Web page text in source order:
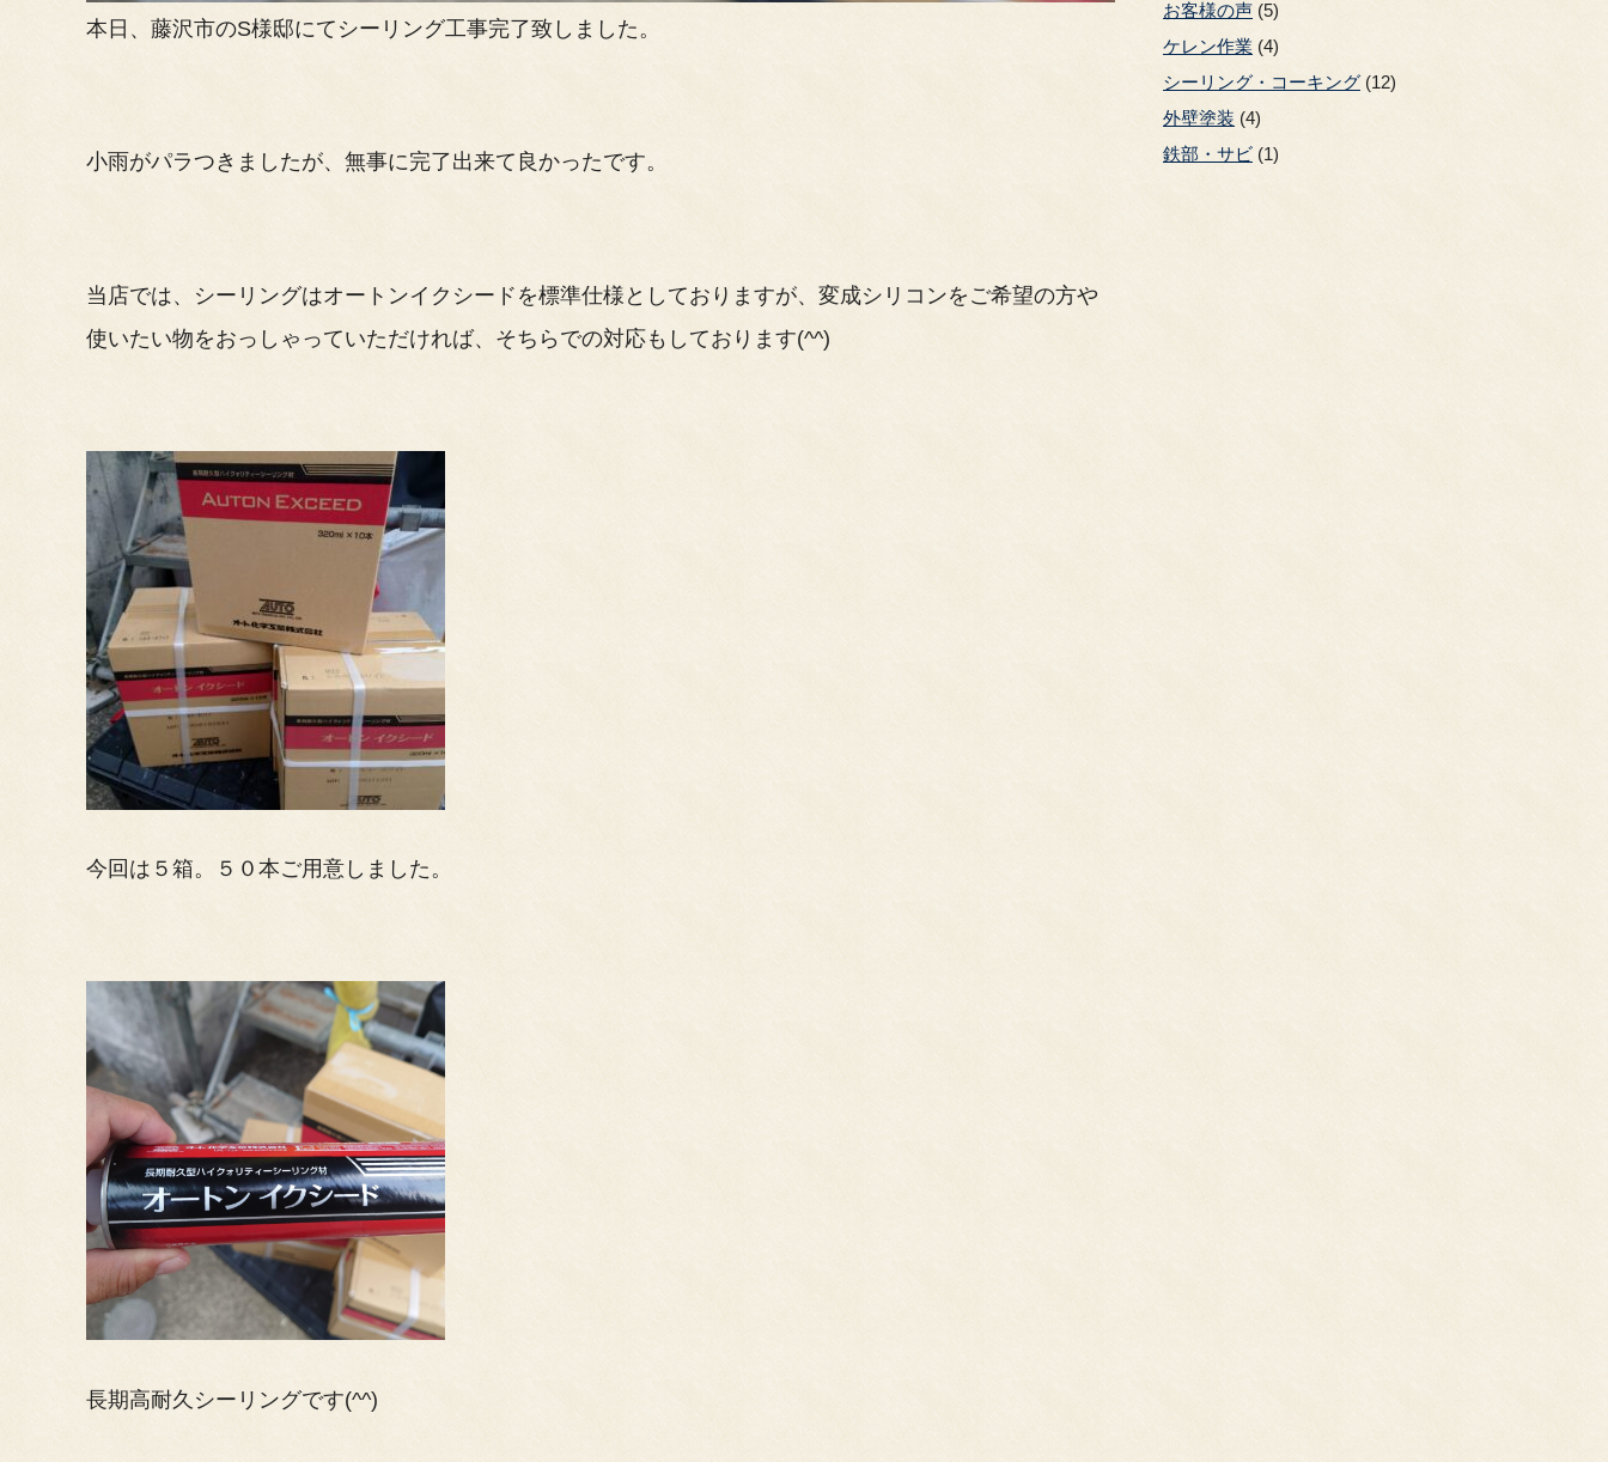
本日、藤沢市のS様邸にてシーリング工事完了致しました。
小雨がパラつきましたが、無事に完了出来て良かったです。
当店では、シーリングはオートンイクシードを標準仕様としておりますが、変成シリコンをご希望の方や
使いたい物をおっしゃっていただければ、そちらでの対応もしております(^^)
今回は５箱。５０本ご用意しました。
長期高耐久シーリングです(^^)
お客様の声 (5)
ケレン作業 (4)
シーリング・コーキング (12)
外壁塗装 (4)
鉄部・サビ (1)